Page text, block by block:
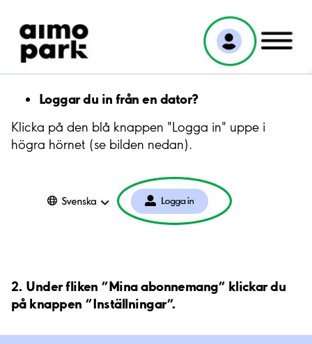
Loggar du in från en dator?
Klicka på den blå knappen "Logga in" uppe i
högra hörnet (se bilden nedan).
2. Under fliken ”Mina abonnemang” klickar du
på knappen ”Inställningar”.